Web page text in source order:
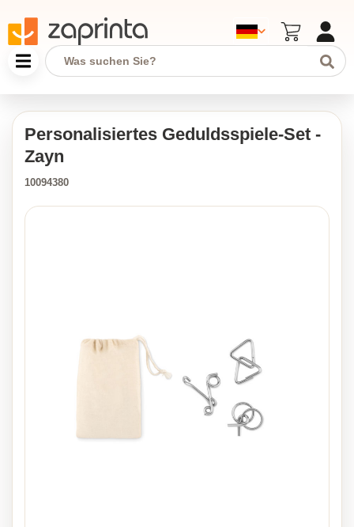
Personalisiertes Geduldsspiele-Set -
Zayn
10094380